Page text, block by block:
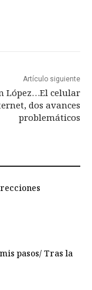
Artículo siguiente
López…El celular
dos avances
problemáticos
pasos/ Tras la